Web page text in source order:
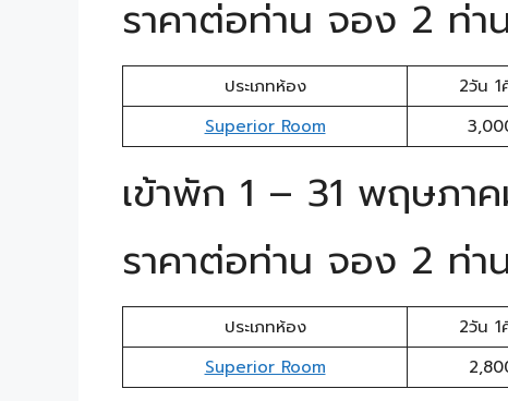
ราคาต่อท่าน จอง 2 ท่า
ประเภทห้อง 2วัน 1
Superior Room
เข้าพัก 1 – 31 พฤษภา
ราคาต่อท่าน จอง 2 ท่า
ประเภทห้อง 2วัน 1
Superior Room